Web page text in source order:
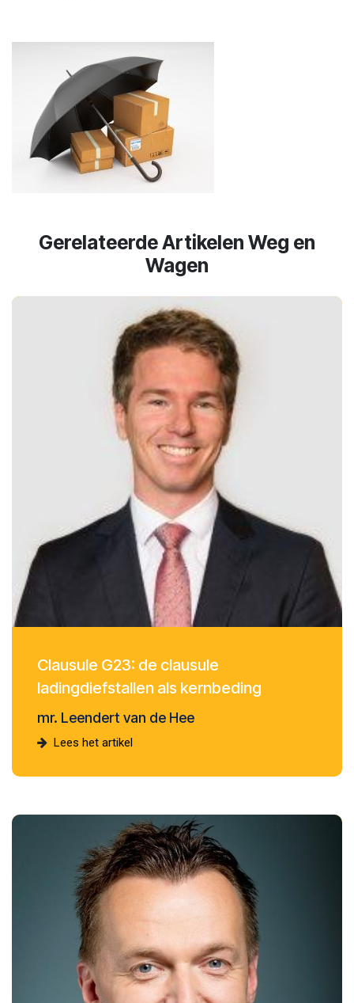
Gerelateerde Artikelen Weg en
Wagen
Clausule G23: de clausule
ladingdiefstallen als kernbeding
mr. Leendert van de Hee
Lees het artikel